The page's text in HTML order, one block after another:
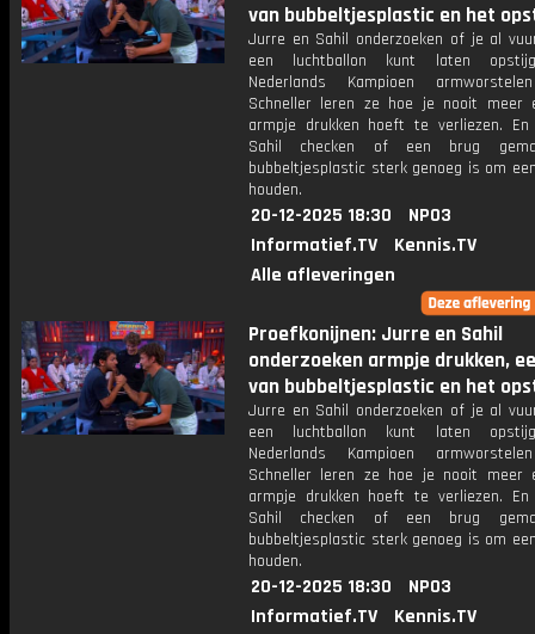
van bubbeltjesplastic en het
Jurre en Sahil onderzoeken of je al
een luchtballon kunt laten
Nederlands Kampioen
Schneller leren ze hoe je nooit meer
armpje drukken hoeft te verliezen.
Sahil checken of een brug
bubbeltjesplastic sterk genoeg is om
houden.
20-12-2025 18:30
NPO3
Informatief.TV
Kennis.TV
Alle afleveringen
Proefkonijnen: Jurre en Sahil
onderzoeken armpje drukken,
van bubbeltjesplastic en het
Jurre en Sahil onderzoeken of je al
een luchtballon kunt laten
Nederlands Kampioen
Schneller leren ze hoe je nooit meer
armpje drukken hoeft te verliezen.
Sahil checken of een brug
bubbeltjesplastic sterk genoeg is om
houden.
20-12-2025 18:30
NPO3
Informatief.TV
Kennis.TV